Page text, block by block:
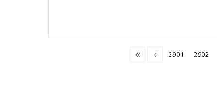
2901 2902